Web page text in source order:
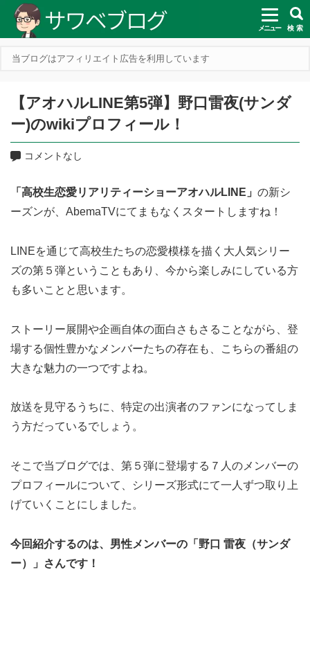
メニュー 検 索
当ブログはアフィリエイト広告を利用しています
【アオハルLINE第5弾】野口雷夜(サンダ
ー)のwikiプロフィール！
コメントなし
「高校生恋愛リアリティーショーアオハルLINE」 の新シ
ーズンが、AbemaTVにてまもなくスタートしますね！
LINEを通じて高校生たちの恋愛模様を描く大人気シリー
ズの第５弾ということもあり、今から楽しみにしている方
も多いことと思います。
ストーリー展開や企画自体の面白さもさることながら、登
場する個性豊かなメンバーたちの存在も、こちらの番組の
大きな魅力の一つですよね。
放送を見守るうちに、特定の出演者のファンになってしま
う方だっているでしょう。
そこで当ブログでは、第５弾に登場する７人のメンバーの
プロフィールについて、シリーズ形式にて一人ずつ取り上
げていくことにしました。
今回紹介するのは、男性メンバーの「野口 雷夜（サンダ
ー）」さんです！